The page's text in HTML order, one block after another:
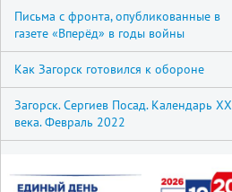
Письма с фронта, опубликованные в
газете «Вперёд» в годы войны
Как Загорск готовился к обороне
Загорск. Сергиев Посад. Календарь XX
века. Февраль 2022